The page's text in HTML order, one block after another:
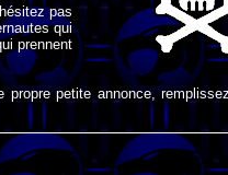
pas
qui
prennent
petite annonce,